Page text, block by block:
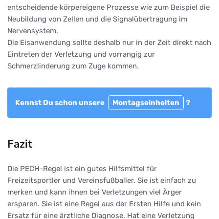
entscheidende körpereigene Prozesse wie zum Beispiel die
Neubildung von Zellen und die Signalübertragung im
Nervensystem.
Die Eisanwendung sollte deshalb nur in der Zeit direkt nach
Eintreten der Verletzung und vorrangig zur
Schmerzlinderung zum Zuge kommen.
Kennst Du schon unsere Montagseinheiten ?
Fazit
Die PECH-Regel ist ein gutes Hilfsmittel für
Freizeitsportler und Vereinsfußballer. Sie ist einfach zu
merken und kann ihnen bei Verletzungen viel Ärger
ersparen. Sie ist eine Regel aus der Ersten Hilfe und kein
Ersatz für eine ärztliche Diagnose. Hat eine Verletzung